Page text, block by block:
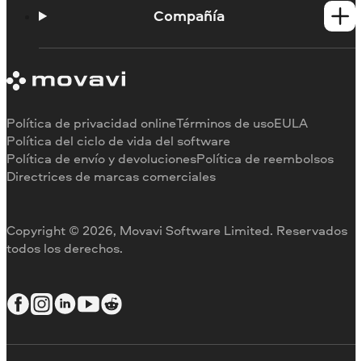
Portal de aprendizaje
Limitaciones de la versión de prueba
Reembolso
Compañía
Testimonios
Por qué elegirnos
Para el trabajo
Copyright © 2026, Movavi Software Limited. Reservados
todos los derechos.
Política de privacidad onlineTérminos de usoEULA
Política del ciclo de vida del software
Política de envío y devolucionesPolítica de reembolsos
Directrices de marcas comerciales